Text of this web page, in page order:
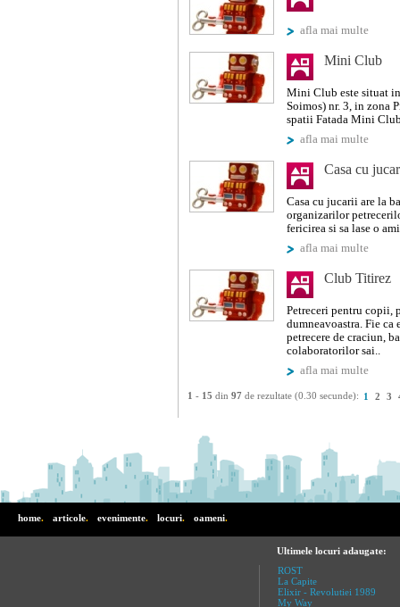
afla mai multe
Mini Club
Mini Club este situat
Soimos) nr. 3, in zona
spatii Fatada Mini
afla mai multe
Casa cu
Casa cu jucarii are la
organizarilor
fericirea si sa lase o
afla mai multe
Club Titirez
Petreceri pentru copii,
dumneavoastra. Fie ca
petrecere de craciun,
colaboratorilor sai..
afla mai multe
1 - 15 din 97 de rezultate (0.30 secunde): 1 2 3
home. articole. evenimente. locuri. oameni.
Ultimele locuri adaugate:
ROST
La Capite
Elixir - Revolutiei 1989
My Way